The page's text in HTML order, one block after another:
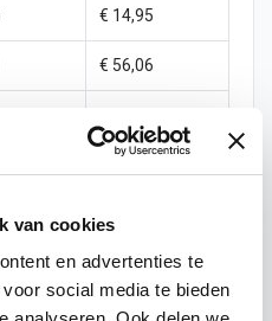
van cookies
en advertenties te
social media te bieden
€ 14,95
€ 56,06
€ 2.990,00
€ 7.475,00